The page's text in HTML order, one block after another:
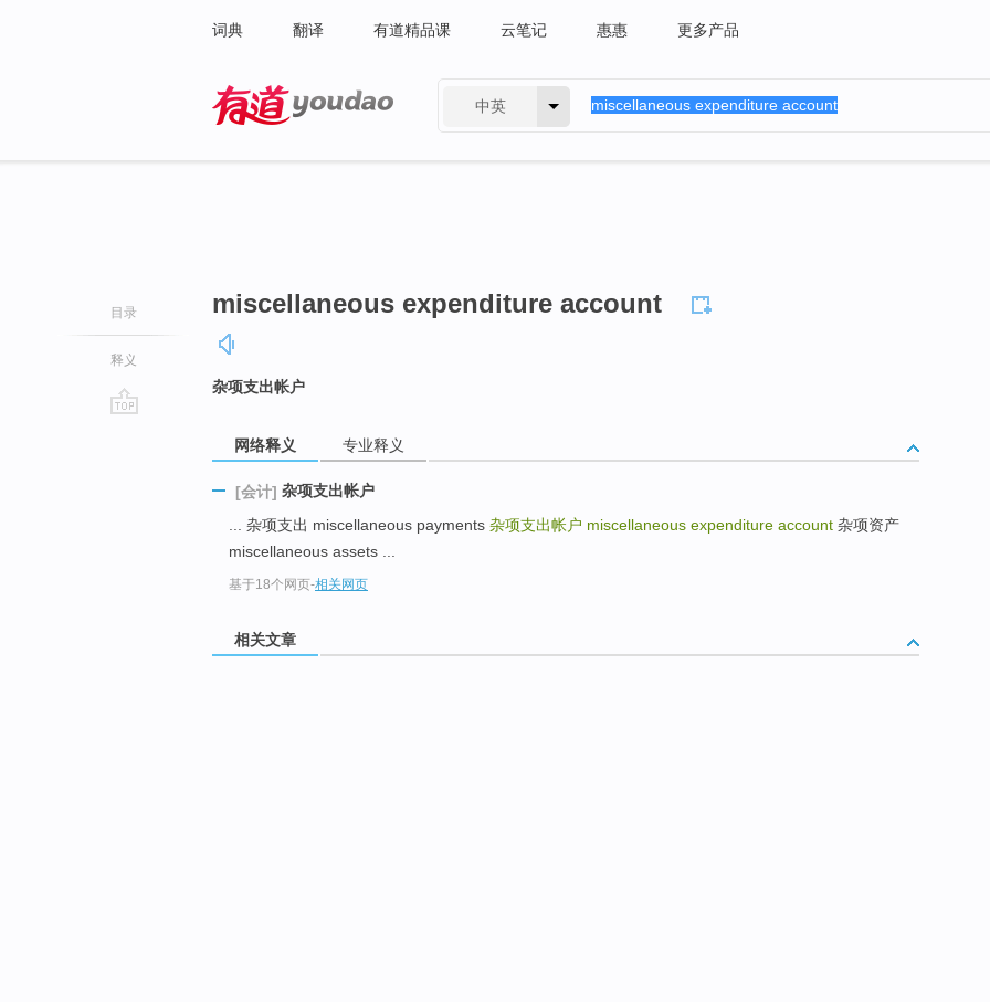
词典 翻译 有道精品课 云笔记 惠惠 更多产品
中英
目录
释义
miscellaneous expenditure account
杂项支出帐户
网络释义 专业释义
[会计] 杂项支出帐户
... 杂项支出 miscellaneous payments 杂项支出帐户 miscellaneous expenditure account 杂项资产
miscellaneous assets ...
基于18个网页-相关网页
相关文章